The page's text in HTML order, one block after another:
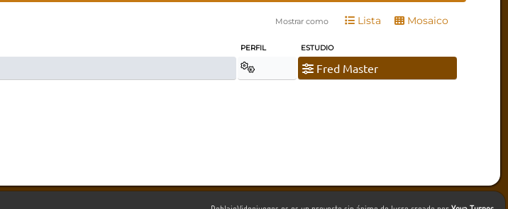
Mostrar como Lista Mosaico
PERFIL ESTUDIO
Fred Master